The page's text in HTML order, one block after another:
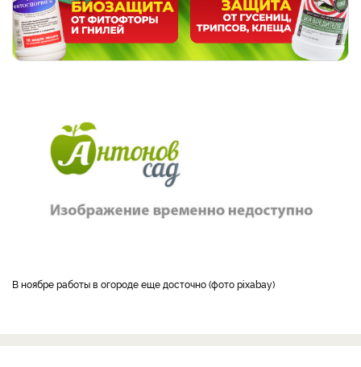
В ноябре работы в огороде еще досточно (фото pixabay)